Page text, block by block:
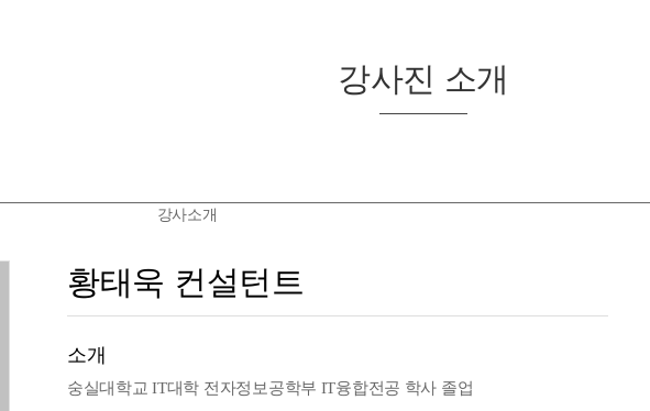
강사진 소개
강사소개
황태욱 컨설턴트
소개
숭실대학교 IT대학 전자정보공학부 IT융합전공 학사 졸업